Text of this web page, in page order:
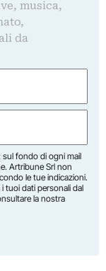
musica,
da
sul fondo di ogni mail
Artribune Srl non
le tue indicazioni.
i tuoi dati personali dal
la nostra